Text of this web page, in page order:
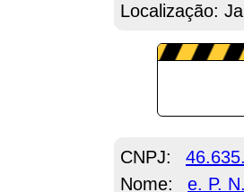
Localização:
CNPJ:
Nome:
e. P.